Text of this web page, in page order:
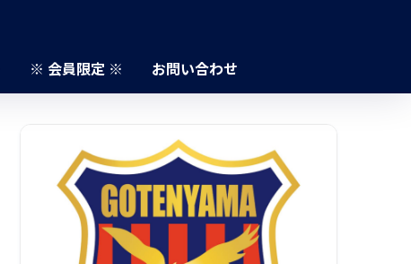
※ 会員限定 ※ お問い合わせ